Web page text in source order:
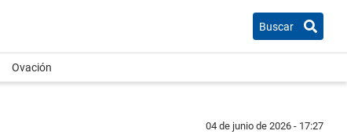
Buscar
Ovación
04 de junio de 2026 - 17:27